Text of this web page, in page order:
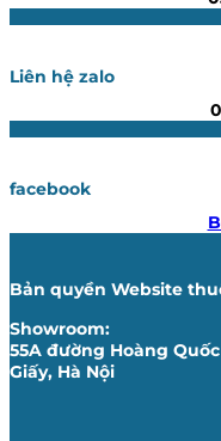
Liên hệ zalo
facebook
Bản quyền Website
Showroom:
55A đường Hoàng
Giấy, Hà Nội